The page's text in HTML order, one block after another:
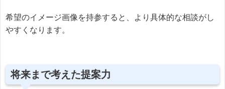
希望のイメージ画像を持参すると、より具体的な相談がし
やすくなります。
将来まで考えた提案力